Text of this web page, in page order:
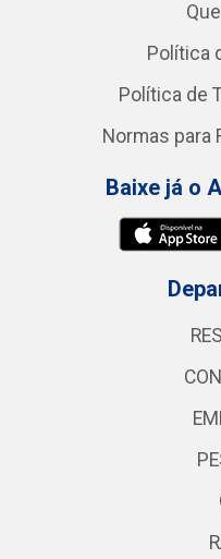
Política
Política de
Normas para
Baixe já o